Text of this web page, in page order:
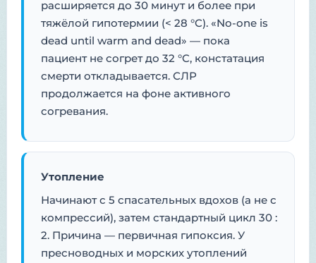
расширяется до 30 минут и более при
тяжёлой гипотермии (< 28 °C). «No-one is
dead until warm and dead» — пока
пациент не согрет до 32 °C, констатация
смерти откладывается. СЛР
продолжается на фоне активного
согревания.
Утопление
Начинают с 5 спасательных вдохов (а не с
компрессий), затем стандартный цикл 30 :
2. Причина — первичная гипоксия. У
пресноводных и морских утоплений